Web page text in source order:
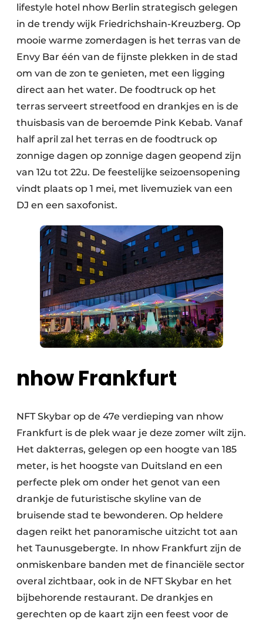
lifestyle hotel nhow Berlin strategisch gelegen
in de trendy wijk Friedrichshain-Kreuzberg. Op
mooie warme zomerdagen is het terras van de
Envy Bar één van de fijnste plekken in de stad
om van de zon te genieten, met een ligging
direct aan het water. De foodtruck op het
terras serveert streetfood en drankjes en is de
thuisbasis van de beroemde Pink Kebab. Vanaf
half april zal het terras en de foodtruck op
zonnige dagen op zonnige dagen geopend zijn
van 12u tot 22u. De feestelijke seizoensopening
vindt plaats op 1 mei, met livemuziek van een
DJ en een saxofonist.
nhow Frankfurt
NFT Skybar op de 47e verdieping van nhow
Frankfurt is de plek waar je deze zomer wilt zijn.
Het dakterras, gelegen op een hoogte van 185
meter, is het hoogste van Duitsland en een
perfecte plek om onder het genot van een
drankje de futuristische skyline van de
bruisende stad te bewonderen. Op heldere
dagen reikt het panoramische uitzicht tot aan
het Taunusgebergte. In nhow Frankfurt zijn de
onmiskenbare banden met de financiële sector
overal zichtbaar, ook in de NFT Skybar en het
bijbehorende restaurant. De drankjes en
gerechten op de kaart zijn een feest voor de